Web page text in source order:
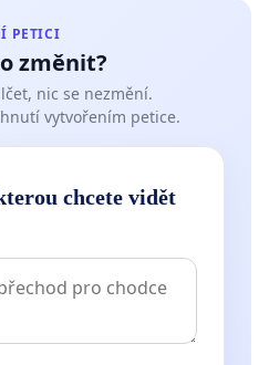
PETICI
změnit?
nic se nezmění.
vytvořením petice.
chcete vidět